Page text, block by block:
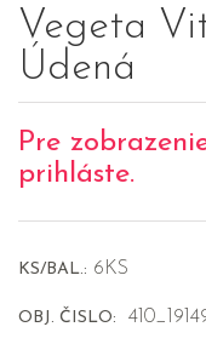
Vegeta
Údená
Pre
prihláste.
KS/BAL.: 6KS
OBJ. ČISLO: